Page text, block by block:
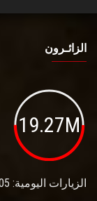
الزائـرون
19.27M
الزيارات اليومية: 505